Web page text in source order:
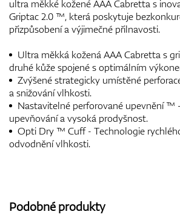
ultra měkké kožené AAA Cabretta s
Griptac 2.0 ™, která poskytuje
přizpůsobení a výjimečné přilnavosti.
Ultra měkká kožená AAA Cabretta s
druhé kůže spojené s optimálním
Zvýšené strategicky umístěné
a snižování vlhkosti.
Nastavitelné perforované upevnění ™
upevňování a vysoká prodyšnost.
Opti Dry ™ Cuff - Technologie
odvodnění vlhkosti.
Podobné produkty